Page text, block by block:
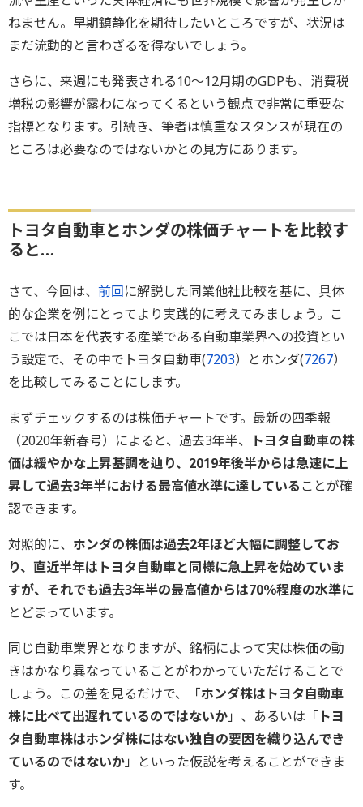
ねません。早期鎮静化を期待したいところですが、状況は
まだ流動的と言わざるを得ないでしょう。
さらに、来週にも発表される10～12月期のGDPも、消費税
増税の影響が露わになってくるという観点で非常に重要な
指標となります。引続き、筆者は慎重なスタンスが現在の
ところは必要なのではないかとの見方にあります。
トヨタ自動車とホンダの株価チャートを比較す
ると…
さて、今回は、 前回に解説した同業他社比較を基に、具体
的な企業を例にとってより実践的に考えてみましょう。こ
こでは日本を代表する産業である自動車業界への投資とい
う設定で、その中でトヨタ自動車(7203）とホンダ(7267）
を比較してみることにします。
まずチェックするのは株価チャートです。最新の四季報
（2020年新春号）によると、過去3年半、
トヨタ自動車の株
価は緩やかな上昇基調を辿り、2019年後半からは急速に上
昇して過去3年半における最高値水準に達している ことが確
認できます。
対照的に、 ホンダの株価は過去2年ほど大幅に調整してお
り、直近半年はトヨタ自動車と同様に急上昇を始めていま
すが、それでも過去3年半の最高値からは70％程度の水準に
とどまっています。
同じ自動車業界となりますが、銘柄によって実は株価の動
きはかなり異なっていることがわかっていただけることで
しょう。この差を見るだけで、「ホンダ株はトヨタ自動車
株に比べて出遅れているのではないか」、あるいは「 トヨ
タ自動車株はホンダ株にはない独自の要因を織り込んでき
ているのではないか」といった仮説を考えることができま
す。